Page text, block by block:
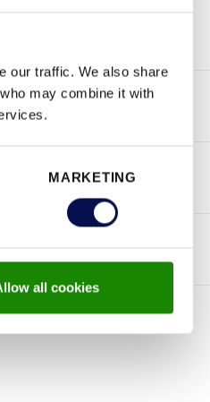
our traffic. We also share
may combine it with
MARKETING
all cookies